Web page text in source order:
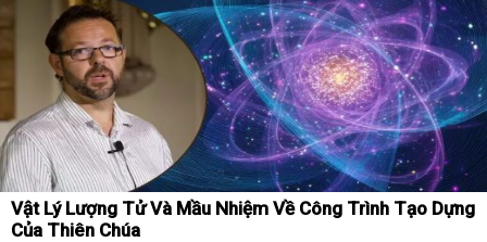
Vật Lý Lượng Tử Và Mầu Nhiệm Về Công Trình Tạo Dựng
Của Thiên Chúa